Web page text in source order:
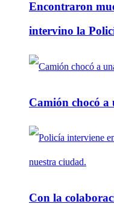
Encontraron
intervino la
Camión chocó a
Con la